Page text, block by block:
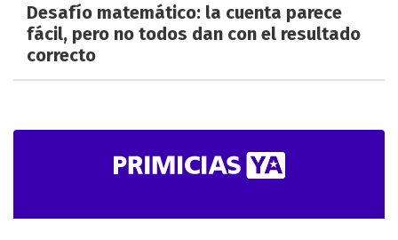
Desafío matemático: la cuenta parece
fácil, pero no todos dan con el resultado
correcto